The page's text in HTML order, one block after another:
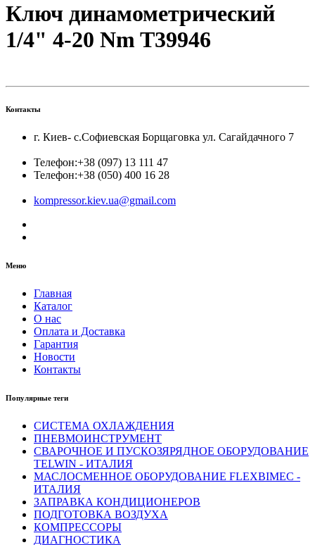
Ключ динамометрический
1/4" 4-20 Nm T39946
Контакты
г. Киев- с.Софиевская Борщаговка ул. Сагайдачного 7
Телефон:+38 (097) 13 111 47
Телефон:+38 (050) 400 16 28
kompressor.kiev.ua@gmail.com
Меню
Главная
Каталог
О нас
Оплата и Доставка
Гарантия
Новости
Контакты
Популярные теги
СИСТЕМА ОХЛАЖДЕНИЯ
ПНЕВМОИНСТРУМЕНТ
СВАРОЧНОЕ И ПУСКОЗЯРЯДНОЕ ОБОРУДОВАНИЕ
TELWIN - ИТАЛИЯ
МАСЛОСМЕННОЕ ОБОРУДОВАНИЕ FLEXBIMEC -
ИТАЛИЯ
ЗАПРАВКА КОНДИЦИОНЕРОВ
ПОДГОТОВКА ВОЗДУХА
КОМПРЕССОРЫ
ДИАГНОСТИКА